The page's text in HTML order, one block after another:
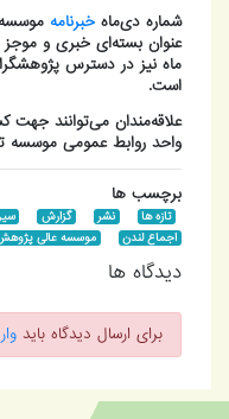
شماره دی‌ماه خبرنامه
عنوان بسته‌ای خبری و
ماه نیز در دسترس
است.
واحد روابط عمومی موسسه
برچسب ها
تازه ها نشر گزارش
اجماع لندن
موسسه عالی
دیدگاه ها
برای ارسال دیدگاه باید